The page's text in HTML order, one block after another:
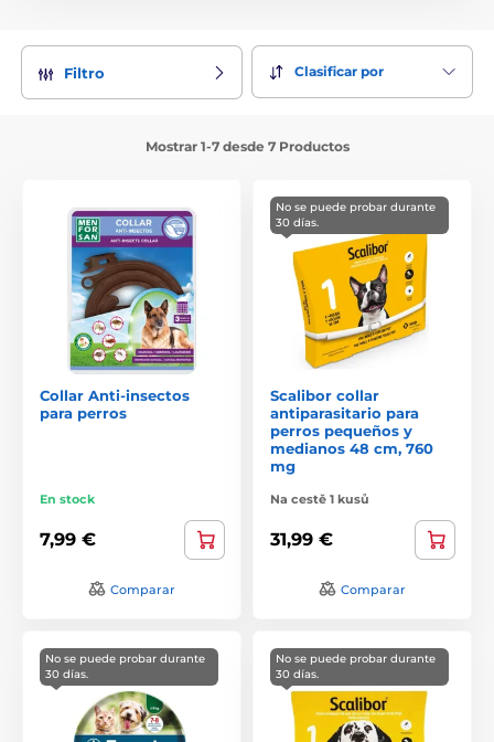
Filtro Clasificar por
Mostrar 1-7 desde 7 Productos
Collar Anti-insectos
para perros
En stock
7,99 €
Comparar
No se puede probar durante
30 días.
Scalibor collar
antiparasitario para
perros pequeños y
medianos 48 cm, 760
mg
Na cestě 1 kusů
31,99 €
Comparar
No se puede probar durante
30 días.
No se puede probar durante
30 días.